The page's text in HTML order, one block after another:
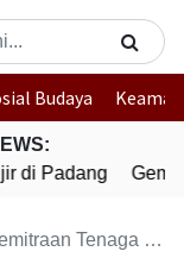
Budaya
di Padang
Teknologi Tinggi dan Keperawatan